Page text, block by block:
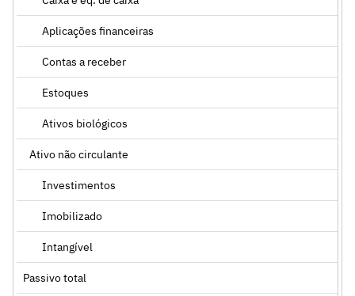
Aplicações financeiras
Contas a receber
Estoques
Ativos biológicos
Ativo não circulante
Investimentos
Imobilizado
Intangível
Passivo total